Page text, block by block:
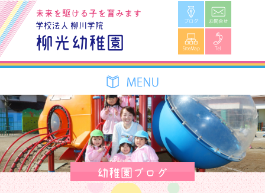
学校法人 柳川学院
柳光幼稚園
未来を駆ける子を育みます ブログ
SiteMap
幼稚園ブログ